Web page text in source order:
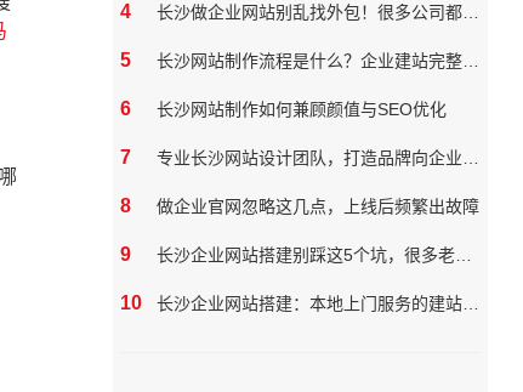
4
5
6 长沙网站制作如何兼顾颜值与SEO优化
7
8 做企业官网忽略这几点，上线后频繁出故障
9
10